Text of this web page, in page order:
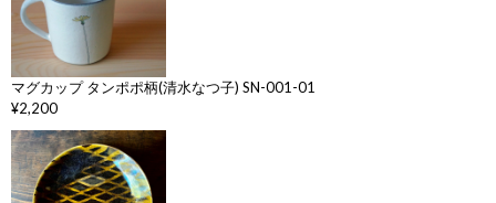
マグカップ タンポポ柄(清水なつ子) SN-001-01
¥2,200